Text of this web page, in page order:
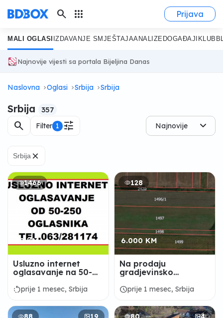
search apps Prijava
MALI OGLASI IZDAVANJE SMJEŠTAJAANALIZE DOGAĐAJI KLUB
Najnovije vijesti sa portala Bijeljina Danas
Naslovna Oglasi Srbija Srbija
Srbija 357
search Filter 1 tune Najnovije
Srbija×
1466
40 KM
Usluzno internet
oglasavanje na 50-
oglasnika
rotate_leftprije 1 mesec, Srbija
128
6.000 KM
Na prodaju
gradjevinsko
Grmovac-Ugrinovci
scheduleprije 1 mesec, Srbija